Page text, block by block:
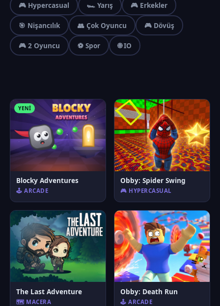
🎮 Hypercasual 🏎️ Yarış 🎮 Erkekler
🎯 Nişancılık 👥 Çok Oyuncu 🎮 Dövüş
🎮 2 Oyuncu ⚽ Spor 🌐 IO
YENI
Blocky Adventures
🕹️ ARCADE
Obby: Spider Swing
🎮 HYPERCASUAL
The Last Adventure
🗺️ MACERA
Obby: Death Run
🕹️ ARCADE